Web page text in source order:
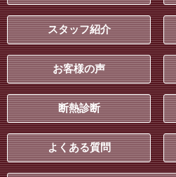
スタッフ紹介
お客様の声
断熱診断
よくある質問